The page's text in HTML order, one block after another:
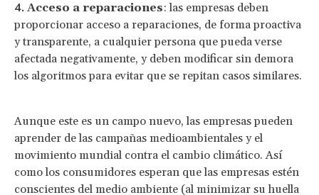
Acceso a reparaciones: las empresas deben
proporcionar acceso a reparaciones, de forma proactiva
y transparente, a cualquier persona que pueda verse
afectada negativamente, y deben modificar sin demora
los algoritmos para evitar que se repitan casos similares.
Aunque este es un campo nuevo, las empresas pueden
aprender de las campañas medioambientales y el
movimiento mundial contra el cambio climático. Así
como los consumidores esperan que las empresas estén
conscientes del medio ambiente (al minimizar su huella